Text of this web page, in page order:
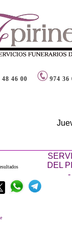
46 00 974 36
DEL